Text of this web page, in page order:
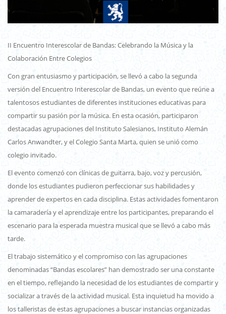
II Encuentro Interescolar de Bandas: Celebrando la Música y la
Colaboración Entre Colegios
Con gran entusiasmo y participación, se llevó a cabo la segunda
versión del Encuentro Interescolar de Bandas, un evento que reúne a
talentosos estudiantes de diferentes instituciones educativas para
compartir su pasión por la música. En esta ocasión, participaron
destacadas agrupaciones del Instituto Salesianos, Instituto Alemán
Carlos Anwandter, y el Colegio Santa Marta, quien se unió como
colegio invitado.
El evento comenzó con clínicas de guitarra, bajo, voz y percusión,
donde los estudiantes pudieron perfeccionar sus habilidades y
aprender de expertos en cada disciplina. Estas actividades fomentaron
la camaradería y el aprendizaje entre los participantes, preparando el
escenario para la esperada muestra musical que se llevó a cabo más
tarde.
El trabajo sistemático y el compromiso con las agrupaciones
denominadas “Bandas escolares” han demostrado ser una constante
en el tiempo, reflejando la necesidad de los estudiantes de compartir y
socializar a través de la actividad musical. Esta inquietud ha movido a
los talleristas de estas agrupaciones a buscar instancias organizadas